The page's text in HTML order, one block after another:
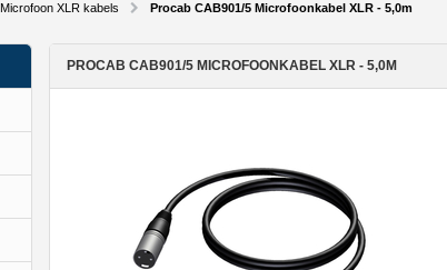
Microfoon XLR kabels Procab CAB901/5 Microfoonkabel XLR - 5,0m
PROCAB CAB901/5 MICROFOONKABEL XLR - 5,0M